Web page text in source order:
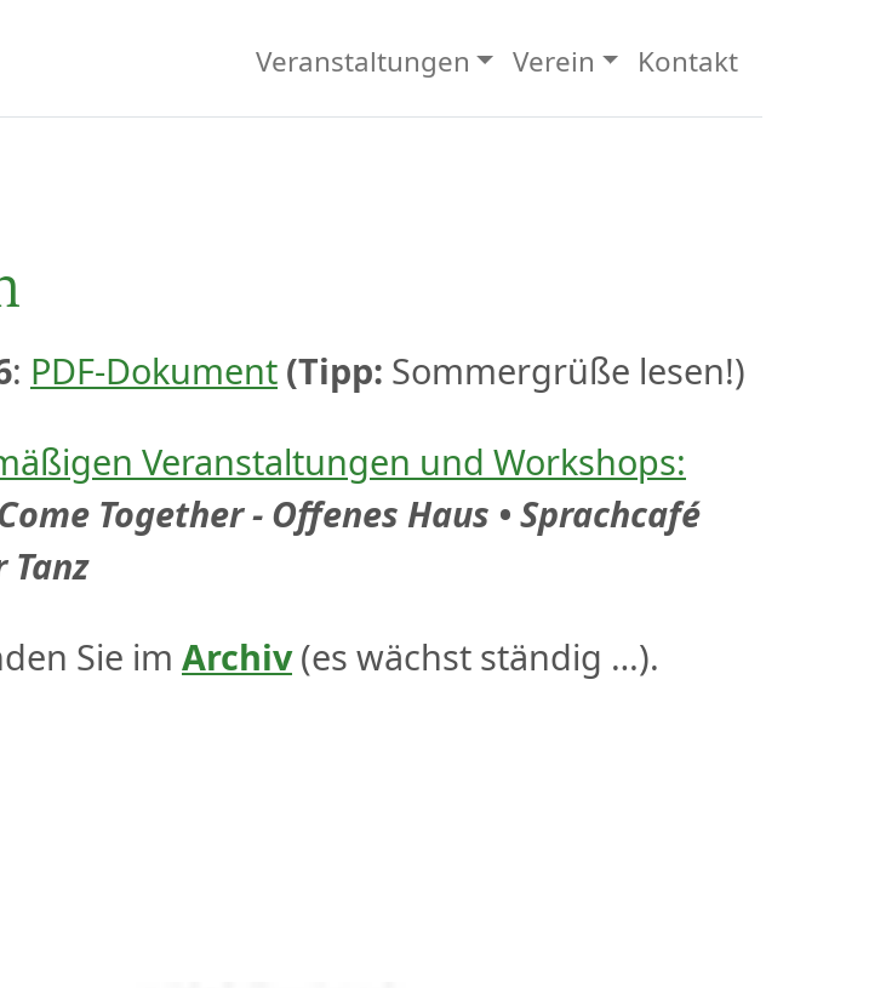
Veranstaltungen Verein Kontakt
: PDF-Dokument (Tipp: Sommergrüße lesen!)
Veranstaltungen und Workshops:
Together - Offenes Haus • Sprachcafé
Sie im Archiv (es wächst ständig …).